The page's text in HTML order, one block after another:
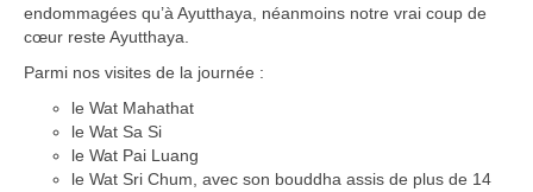
Blog
Catégories
Boucles d’articles
Commentaires récents
endommagées qu’à Ayutthaya, néanmoins notre vrai coup de
cœur reste Ayutthaya.
Parmi nos visites de la journée :
le Wat Mahathat
le Wat Sa Si
le Wat Pai Luang
le Wat Sri Chum, avec son bouddha assis de plus de 14